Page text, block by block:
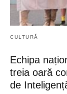
CULTURĂ
Echipa
treia oară
de